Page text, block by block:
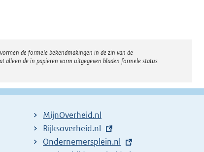
n
de formele bekendmakingen in de zin van de
alleen de in papieren vorm uitgegeven bladen formele status
MijnOverheid.nl
E
x
Rijksoverheid.nl
E
Ondernemersplein.nl